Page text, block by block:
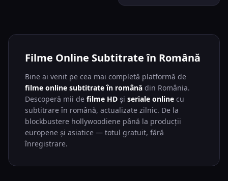
Filme Online Subtitrate în Română
Bine ai venit pe cea mai completă platformă de
filme online subtitrate în română din România.
Descoperă mii de filme HD și seriale online cu
subtitrare în română, actualizate zilnic. De la
blockbustere hollywoodiene până la producții
europene și asiatice — totul gratuit, fără
înregistrare.